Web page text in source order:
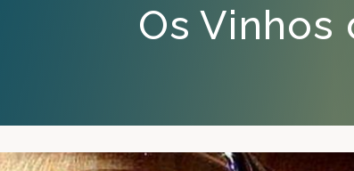
Os Vinhos